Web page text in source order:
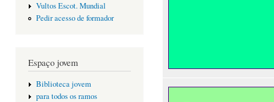
Vultos Escot. Mundial
Pedir acesso de formador
Espaço jovem
Biblioteca jovem
para todos os ramos